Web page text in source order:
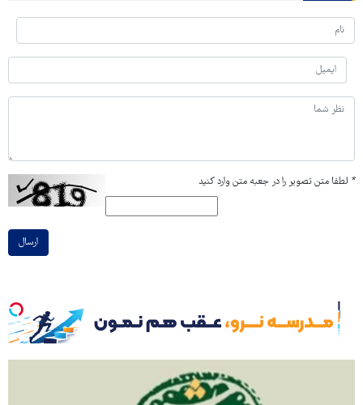
* لطفا متن تصویر را در جعبه متن وارد کنید
ارسال